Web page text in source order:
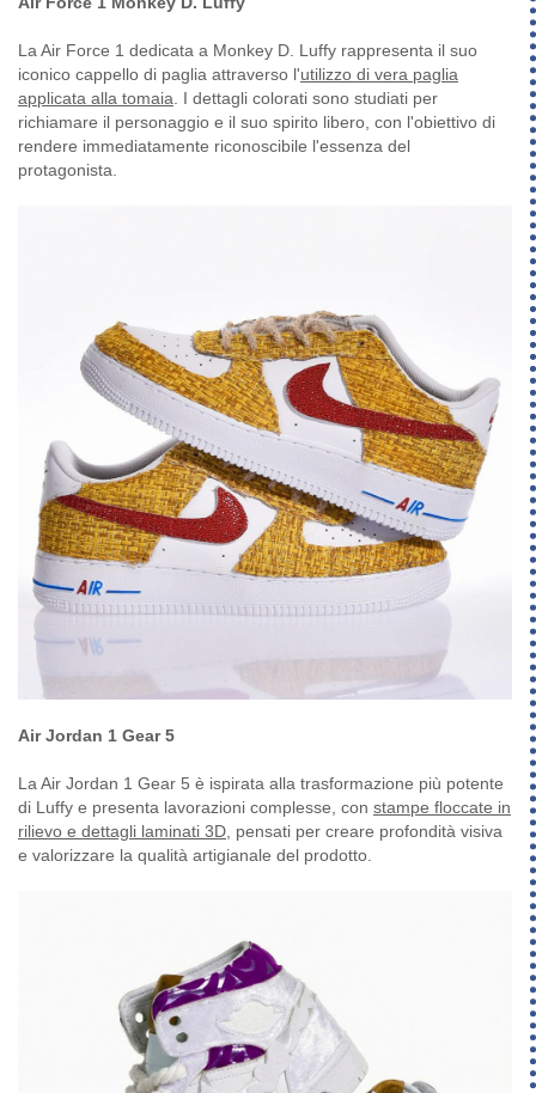
La Air Force 1 dedicata a Monkey D. Luffy rappresenta il suo
iconico cappello di paglia attraverso l'utilizzo di vera paglia
applicata alla tomaia. I dettagli colorati sono studiati per
richiamare il personaggio e il suo spirito libero, con l'obiettivo di
rendere immediatamente riconoscibile l'essenza del
protagonista.
Air Jordan 1 Gear 5
La Air Jordan 1 Gear 5 è ispirata alla trasformazione più potente
di Luffy e presenta lavorazioni complesse, con stampe floccate in
rilievo e dettagli laminati 3D, pensati per creare profondità visiva
e valorizzare la qualità artigianale del prodotto.